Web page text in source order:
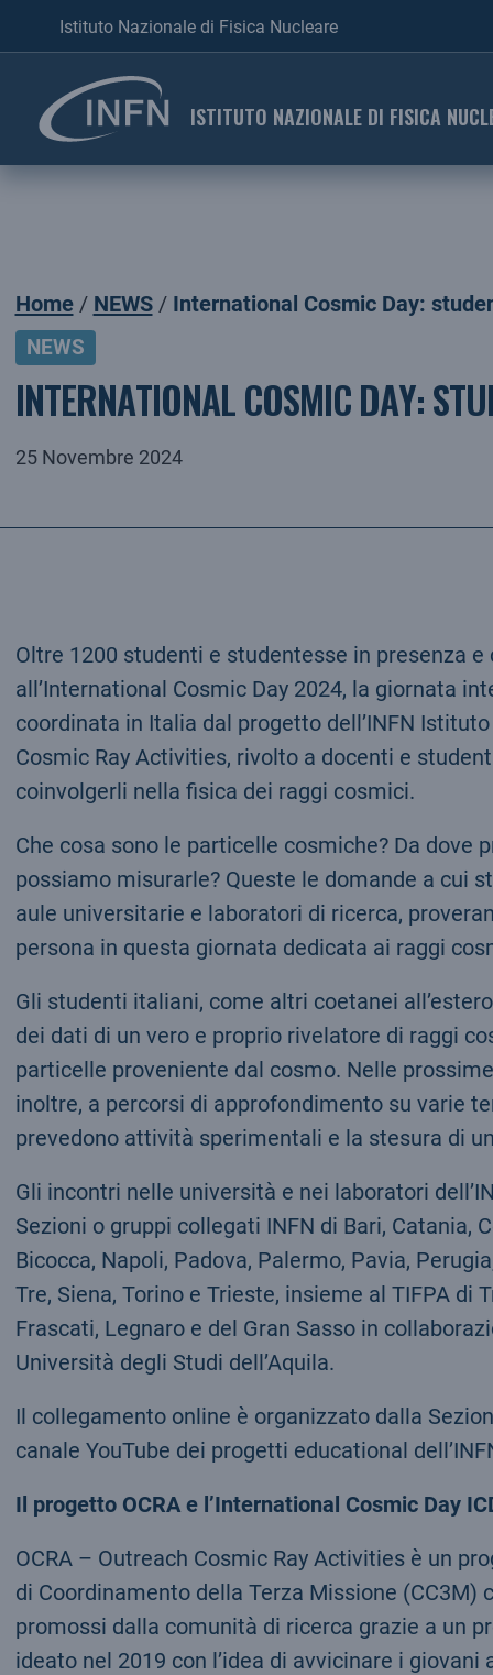
Istituto Nazionale di Fisica Nucleare
ISTITUTO NAZIONALE DI FISICA
Home NEWS International Cosmic Day:
NEWS
INTERNATIONAL COSMIC DAY:
25 Novembre 2024
Oltre 1200 studenti e studentesse in presenza
all’International Cosmic Day 2024, la giornata
coordinata in Italia dal progetto dell’INFN
Cosmic Ray Activities, rivolto a docenti e
coinvolgerli nella fisica dei raggi cosmici.
Che cosa sono le particelle cosmiche? Da dove
possiamo misurarle? Queste le domande a cui
aule universitarie e laboratori di ricerca,
persona in questa giornata dedicata ai raggi
Gli studenti italiani, come altri coetanei
dei dati di un vero e proprio rivelatore di raggi
particelle proveniente dal cosmo. Nelle
inoltre, a percorsi di approfondimento su varie
prevedono attività sperimentali e la stesura di
Gli incontri nelle università e nei laboratori
Sezioni o gruppi collegati INFN di Bari, Catania,
Bicocca, Napoli, Padova, Palermo, Pavia,
Tre, Siena, Torino e Trieste, insieme al TIFPA di
Frascati, Legnaro e del Gran Sasso in
Università degli Studi dell’Aquila.
Il collegamento online è organizzato dalla
canale YouTube dei progetti educational
Il progetto OCRA e l’International Cosmic Day
OCRA – Outreach Cosmic Ray Activities è un
di Coordinamento della Terza Missione
promossi dalla comunità di ricerca grazie a un
ideato nel 2019 con l’idea di avvicinare i